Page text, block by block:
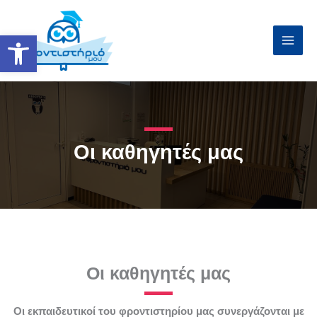
περιεχόμενο
Οι καθηγητές μας
Οι καθηγητές μας
Οι εκπαιδευτικοί του φροντιστηρίου μας συνεργάζονται με
Ανοίξτε τη γραμμή εργαλείων